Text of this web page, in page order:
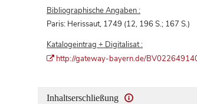
Bibliographische Angaben :
Paris: Herissaut, 1749 (12, 196 S.; 167 S.)
Katalogeintrag + Digitalisat :
http://gateway-bayern.de/
Inhaltserschließung